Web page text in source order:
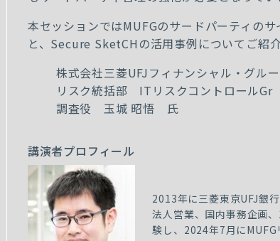
本セッションではMUFGのサードパーティの
と、Secure SketCHの活用事例についてご紹
株式会社三菱UFJフィナンシャル・グル
リスク統括部 ITリスクコントロールGr
調査役 玉城 昭悟 氏
講演者プロフィール
2013年に三菱東京UFJ銀
法人営業、国内事務企画
験し、2024年7月にMUFG